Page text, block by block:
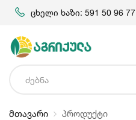
ცხელი ხაზი: 591 50 96 77
მთავარი პროდუქტი